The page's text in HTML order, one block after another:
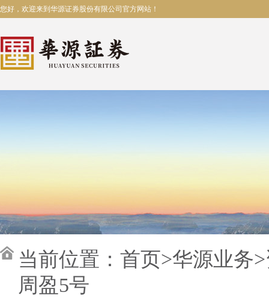
您好，欢迎来到华源证券股份有限公司官方网站！
当前位置： 首页>华源业务>
周盈5号